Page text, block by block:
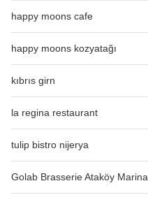
happy moons cafe
happy moons kozyatağı
kıbrıs girn
la regina restaurant
tulip bistro nijerya
Golab Brasserie Ataköy Marina